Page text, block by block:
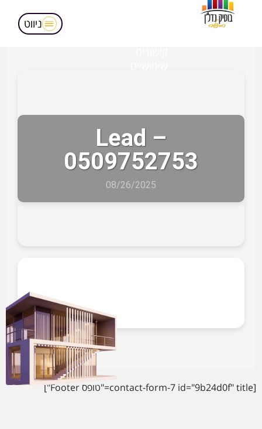
ניווט
Lead –
0509752753
08/26/2025
[contact-form-7 id="9b24d0f" title="טופס Footer"]